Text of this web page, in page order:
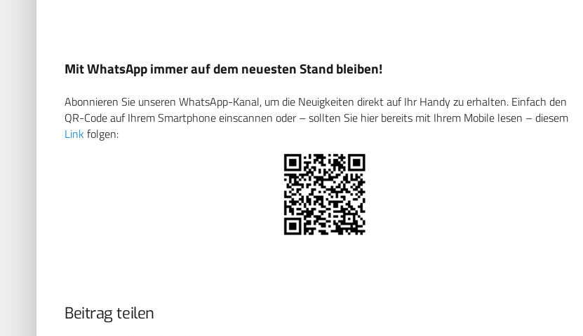
Mit WhatsApp immer auf dem neuesten Stand bleiben!
Abonnieren Sie unseren WhatsApp-Kanal, um die Neuigkeiten direkt auf Ihr Handy zu erhalten. Einfach den
QR-Code auf Ihrem Smartphone einscannen oder – sollten Sie hier bereits mit Ihrem Mobile lesen – diesem
Link folgen:
Beitrag teilen